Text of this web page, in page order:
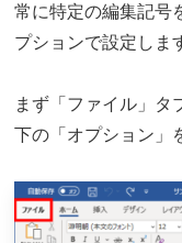
常に特定の編集記号
プションで設定しま
まず「ファイル」タ
下の「オプション」